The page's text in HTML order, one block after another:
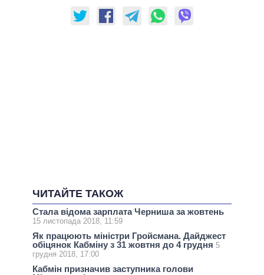
ЧИТАЙТЕ ТАКОЖ
Стала відома зарплата Черниша за жовтень
15 листопада 2018, 11:59
Як працюють міністри Гройсмана. Дайджест
обіцянок Кабміну з 31 жовтня до 4 грудня 5
грудня 2018, 17:00
Кабмін призначив заступника голови